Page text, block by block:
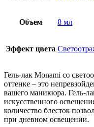
Объем 8 мл
Эффект цвета
Гель-лак Monami со
оттенке – это
вашего маникюра. Гель-
искусственного
количество блесток
при дневном освещении.